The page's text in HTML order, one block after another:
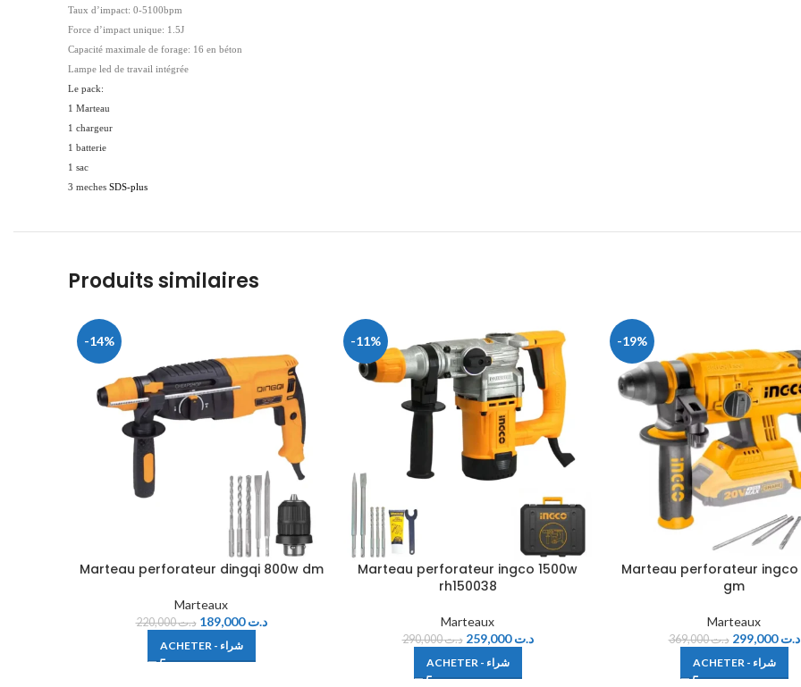
Taux d’impact: 0-5100bpm
Force d’impact unique: 1.5J
Capacité maximale de forage: 16 en béton
Lampe led de travail intégrée
Le pack:
1 Marteau
1 chargeur
1 batterie
1 sac
3 meches SDS-plus
Produits similaires
-14%
Marteau perforateur dingqi 800w dm
Marteaux
د.ت220,000 د.ت189,000
ACHETER - شراء
-11%
Marteau perforateur ingco 1500w
rh150038
Marteaux
د.ت290,000 د.ت259,000
ACHETER - شراء
-19%
Marteau perforateur ingco
gm
Marteaux
د.ت369,000 د.ت299,000
ACHETER - شراء